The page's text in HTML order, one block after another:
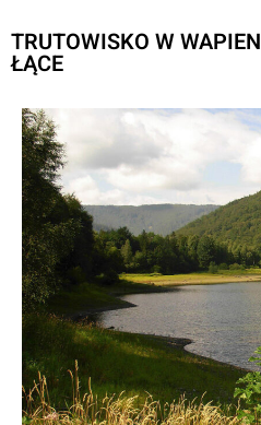
TRUTOWISKO W
ŁĄCE